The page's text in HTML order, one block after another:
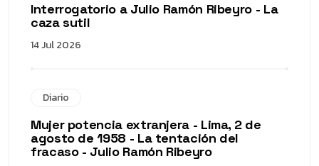
Interrogatorio a Julio Ramón Ribeyro - La
caza sutil
14 Jul 2026
Diario
Mujer potencia extranjera - Lima, 2 de
agosto de 1958 - La tentación del
fracaso - Julio Ramón Ribeyro